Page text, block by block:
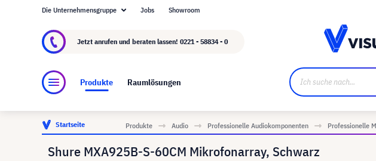
Über visunext.de
Die Unternehmensgruppe Jobs Showroom
Jetzt anrufen und beraten lassen! 0221 - 58834 - 0
Produkte Raumlösungen
Startseite Produkte Audio Professionelle Audiokomponenten Professionelle
Shure MXA925B-S-60CM Mikrofonarray, Schwarz